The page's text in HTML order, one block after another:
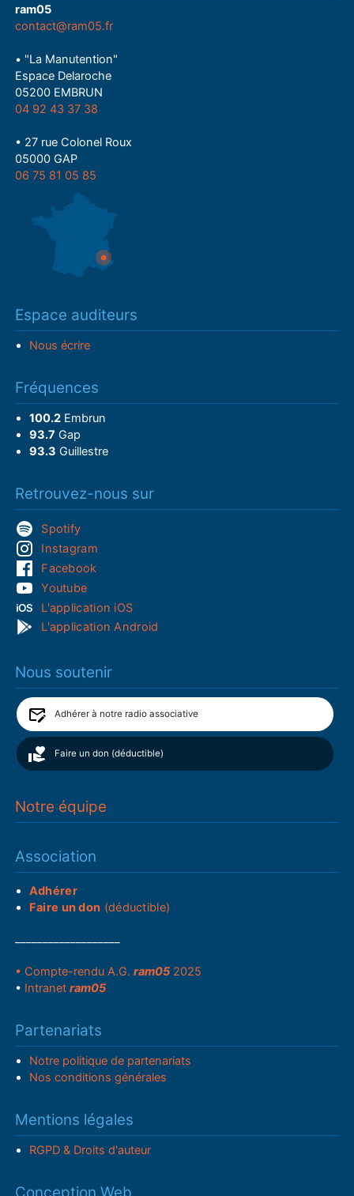
ram05
contact@ram05.fr
• "La Manutention"
Espace Delaroche
05200 EMBRUN
04 92 43 37 38
• 27 rue Colonel Roux
05000 GAP
06 75 81 05 85
Espace auditeurs
Nous écrire
Fréquences
100.2Embrun
93.7 Gap
93.3 Guillestre
Retrouvez-nous sur
Spotify
Instagram
Facebook
Youtube
L'application iOS
L'application Android
Nous soutenir
Adhérer à notre radio associative
Faire un don (déductible)
Notre équipe
Association
Adhérer
Faire un don (déductible)
• Compte-rendu A.G.ram05 2025
• Intranetram05
Partenariats
Notre politique de partenariats
Nos conditions générales
Mentions légales
RGPD & Droits d'auteur
Conception Web